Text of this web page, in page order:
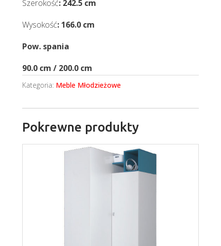
Szerokość: 242.5 cm
Wysokość: 166.0 cm
Pow. spania
90.0 cm / 200.0 cm
Kategoria: Meble Młodzieżowe
Pokrewne produkty